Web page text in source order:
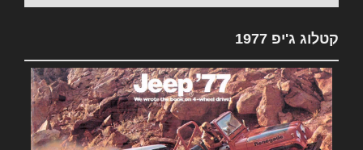
קטלוג ג'יפ 1977